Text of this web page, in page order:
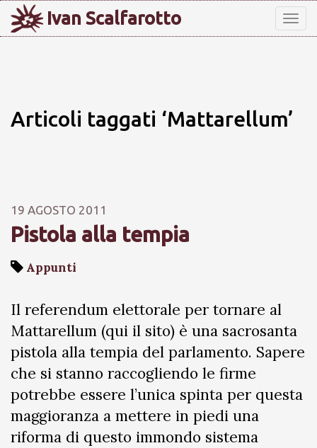
Ivan Scalfarotto
Articoli taggati ‘Mattarellum’
19 AGOSTO 2011
Pistola alla tempia
Appunti
Il referendum elettorale per tornare al
Mattarellum (qui il sito) è una sacrosanta
pistola alla tempia del parlamento. Sapere
che si stanno raccogliendo le firme
potrebbe essere l’unica spinta per questa
maggioranza a mettere in piedi una
riforma di questo immondo sistema